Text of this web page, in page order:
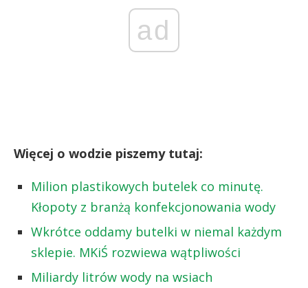
ad
Więcej o wodzie piszemy tutaj:
Milion plastikowych butelek co minutę.
Kłopoty z branżą konfekcjonowania wody
Wkrótce oddamy butelki w niemal każdym
sklepie. MKiŚ rozwiewa wątpliwości
Miliardy litrów wody na wsiach